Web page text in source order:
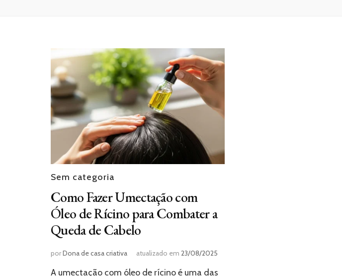
Sem categoria
Como Fazer Umectação com
Óleo de Rícino para Combater a
Queda de Cabelo
porDona de casa criativa atualizado em 23/08/2025
A umectação com óleo de rícino é uma das